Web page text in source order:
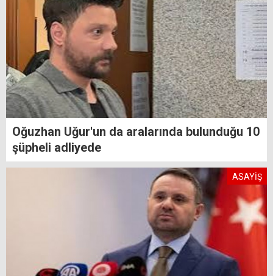
Oğuzhan Uğur'un da aralarında bulunduğu 10
şüpheli adliyede
ASAYİŞ